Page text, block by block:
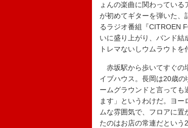
ょんの楽曲に関わってい
が初めてギターを弾いた、
るラジオ番組『CITROEN
いに盛り上がり、バンド結
トレマないしウムラウトを
赤坂駅から歩いてすぐの
イブハウス。長岡は20歳
ームグラウンドと言っても
ます」というわけだ。ヨ
ムな雰囲気で、フロアに
たのはお店の常連だとい